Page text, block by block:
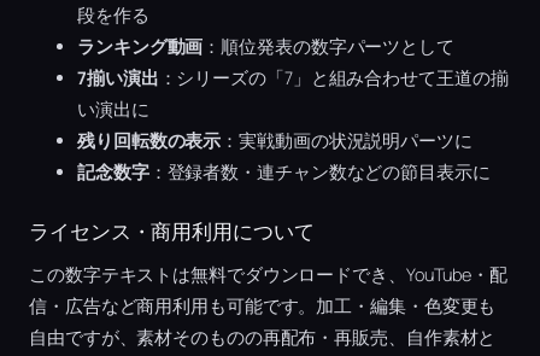
段を作る
ランキング動画 ：順位発表の数字パーツとして
7揃い演出 ：シリーズの「7」と組み合わせて王道の揃
い演出に
残り回転数の表示 ：実戦動画の状況説明パーツに
記念数字：登録者数・連チャン数などの節目表示に
ライセンス・商用利用について
この数字テキストは無料でダウンロードでき、YouTube・配
信・広告など商用利用も可能です。加工・編集・色変更も
自由ですが、素材そのものの再配布・再販売、自作素材と